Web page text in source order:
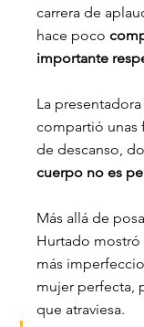
carrera de
hace poco
importante
La
compartió unas
de descanso,
cuerpo no es
Más allá de
Hurtado mostró
más
mujer perfecta,
que atraviesa.